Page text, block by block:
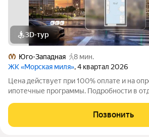
3D-тур
Юго-Западная
8 мин.
ЖК «Морская миля», 4 квартал 2026
Цена действует при 100% оплате и на
ипотечные программы. Подробности в отделе продаж по
Общая площадь составляет 25.59 кв. м.
отделкой. Жилой комплекс
Позвонить